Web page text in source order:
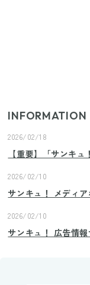
INFORMATION
2026/02/18
【重要】「サンキ
2026/02/10
サンキュ！ メディ
2026/02/10
サンキュ！ 広告情報